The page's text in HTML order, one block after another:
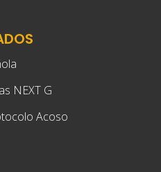
NEXT G
Acoso